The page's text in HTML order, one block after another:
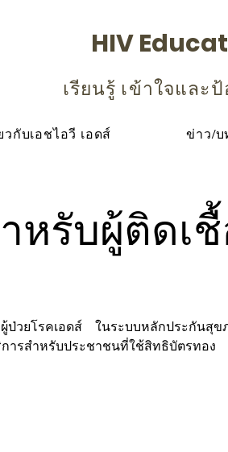
HIV
เรียนรู้ เข้าใจและ
กับเอชไอวี เอดส์ ข่าว/บ
รับผู้ติดเชื้
ป่วยโรคเอดส์ ในระบบหลักประกันสุ
ารสำหรับประชาชนที่ใช้สิทธิบัตรท